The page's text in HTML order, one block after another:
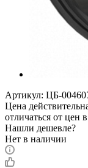
Артикул: ЦБ-
Цена
отличаться от цен
Нашли дешевле?
Нет в наличии